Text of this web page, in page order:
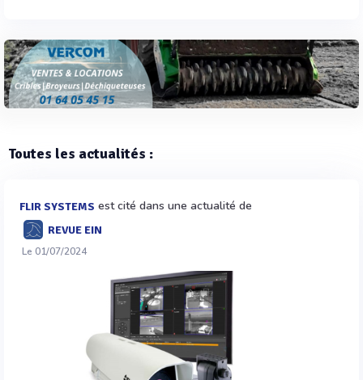
Toutes les actualités :
FLIR SYSTEMS est cité dans une actualité de
REVUE EIN
Le 01/07/2024